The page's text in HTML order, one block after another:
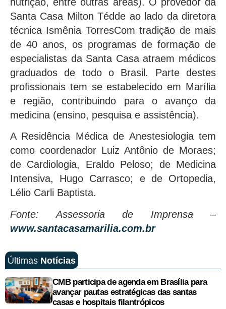
Santa Casa Milton Tédde ao lado da diretora
técnica Ismênia TorresCom tradição de mais
de 40 anos, os programas de formação de
especialistas da Santa Casa atraem médicos
graduados de todo o Brasil. Parte destes
profissionais tem se estabelecido em Marília
e região, contribuindo para o avanço da
medicina (ensino, pesquisa e assistência).
A Residência Médica de Anestesiologia tem
como coordenador Luiz Antônio de Moraes;
de Cardiologia, Eraldo Peloso; de Medicina
Intensiva, Hugo Carrasco; e de Ortopedia,
Lélio Carli Baptista.
Fonte: Assessoria de Imprensa –
www.santacasamarilia.com.br
Últimas Notícias
CMB participa de agenda em Brasília para
avançar pautas estratégicas das santas
casas e hospitais filantrópicos